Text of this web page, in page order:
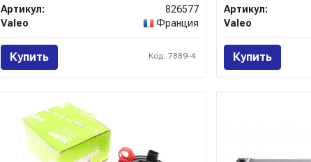
Артикул:
826577
Valeo
Франция
Купить Код: 7889-4
Артикул:
Valeo
Купить